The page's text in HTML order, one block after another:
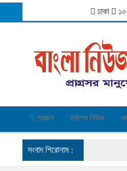
ঢাকা
প্রচ্ছদ সর্বশেষ নিউজ
সংবাদ শিরোনাম :